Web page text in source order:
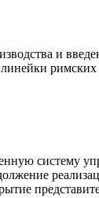
и
систему